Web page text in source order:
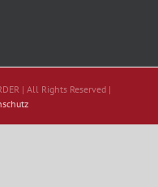
| All Rights Reserved |